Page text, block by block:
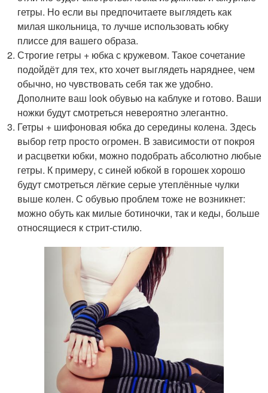
гетры. Но если вы предпочитаете выглядеть как
милая школьница, то лучше использовать юбку
плиссе для вашего образа.
Строгие гетры + юбка с кружевом. Такое сочетание
подойдёт для тех, кто хочет выглядеть наряднее, чем
обычно, но чувствовать себя так же удобно.
Дополните ваш look обувью на каблуке и готово. Ваши
ножки будут смотреться невероятно элегантно.
Гетры + шифоновая юбка до середины колена. Здесь
выбор гетр просто огромен. В зависимости от покроя
и расцветки юбки, можно подобрать абсолютно любые
гетры. К примеру, с синей юбкой в горошек хорошо
будут смотреться лёгкие серые утеплённые чулки
выше колен. С обувью проблем тоже не возникнет:
можно обуть как милые ботиночки, так и кеды, больше
относящиеся к стрит-стилю.